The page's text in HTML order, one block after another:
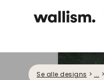
Se alle designs > ... >